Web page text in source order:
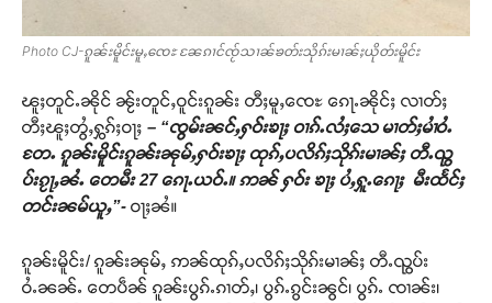
Photo CJ-ၵူၼ်းမိူင်းမူႇၸေႊ ၼႄၵၢင်ၸႂ်သၢၼ်ၶတ်းသိုၵ်းမၢၼ်ႈယိုတ်းမိူင်း
ၽူႈတူင်ႉၼိုင် ၼႂ်းတူင်ႇဝူင်းၵူၼ်း တီႈမူႇၸေႊ ၵေႃႉၼိုင်ႈ လၢတ်ႈ
တီႈၽူႈတွႆႇႁွၵ်ႈဝႃႈ – “ၸွမ်းၼင်ႇႁဝ်းၶႃႈ ဝၢၵ်ႉလႆႈသေ မၢတ်ႈမၢႆဝႆႉ
တႄႉ ၵူၼ်းမိူင်းၵူၼ်းၼုမ်ႇႁဝ်းၶႃႈ ထုၵ်ႇပလိၵ်ႈသိုၵ်းမၢၼ်ႈ တီႉၺွ
ပ်းၵႂႃႇၼႆႉ တေမီး 27 ၵေႃႉယဝ်ႉ။ ဢၼ် ႁဝ်း ၶႃႈ ပႆႇႁူႉၵေႃႈ မီးထႅင်ႈ
တင်းၼမ်ယူႇ”- ဝႃႈၼႆ။
ၵူၼ်းမိူင်း/ ၵူၼ်းၼုမ်ႇ ဢၼ်ထုၵ်ႇပလိၵ်ႈသိုၵ်းမၢၼ်ႈ တီႉၺွပ်း
ဝႆႉၼၼ်ႉ တေပဵၼ် ၵူၼ်းပွၵ်ႉၵၢတ်ႇ၊ ပွၵ်ႉၵွင်းၼွင်၊ ပွၵ်ႉ ၸၢၼ်း၊